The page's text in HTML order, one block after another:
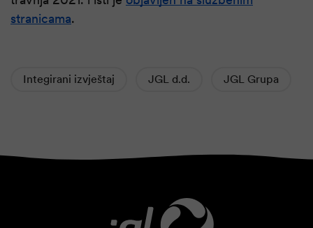
stranicama.
Integirani izvještaj JGL d.d. JGL Grupa